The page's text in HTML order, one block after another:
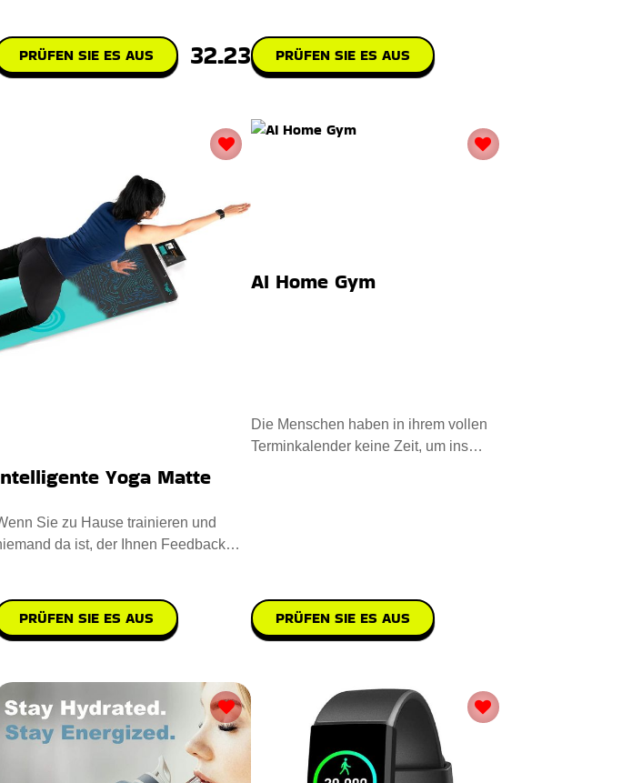
PRÜFEN SIE ES AUS 32.23 PRÜFEN SIE ES AUS
Yoga Matte
Sie zu Hause trainieren und
da ist, der Ihnen Feedback
PRÜFEN SIE ES AUS
AI Home Gym
Die Menschen haben in ihrem vollen
Terminkalender keine Zeit, um ins
PRÜFEN SIE ES AUS